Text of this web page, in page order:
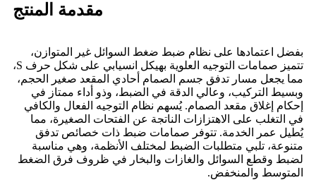
مقدمة المنتج
بفضل اعتمادها على نظام ضبط ضغط السوائل غير المتوازن،
تتميز صمامات التوجيه العلوية بهيكل انسيابي على شكل حرف S،
مما يجعل مسار تدفق جسم الصمام أحادي المقعد صغير الحجم،
وبسيط التركيب، وعالي الدقة في الضبط، وذو أداء ممتاز في
إحكام إغلاق مقعد الصمام. يُسهم نظام التوجيه الفعال والكافي
في التغلب على الاهتزازات الناتجة عن الفتحات الصغيرة، مما
يُطيل عمر الخدمة. تتوفر صمامات ضبط ذات خصائص تدفق
متنوعة، تلبي متطلبات الضبط لمختلف الأنظمة، وهي مناسبة
لضبط وقطع السوائل والغازات والبخار في ظروف فرق الضغط
المتوسط ​​والمنخفض.